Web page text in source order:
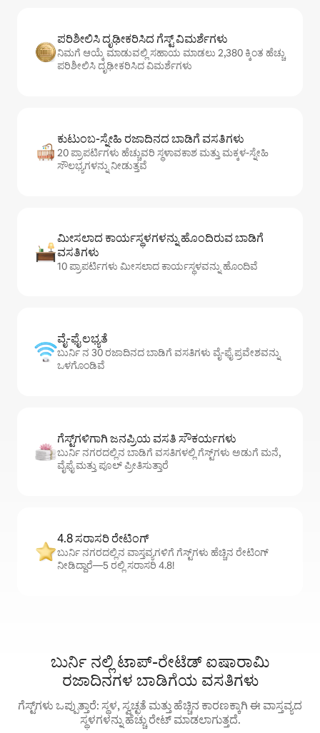
ಪರಿಶೀಲಿಸಿ ದೃಢೀಕರಿಸಿದ ಗೆಸ್ಟ್ ವಿಮರ್ಶೆಗಳು
ನಿಮಗೆ ಆಯ್ಕೆ ಮಾಡುವಲ್ಲಿ ಸಹಾಯ ಮಾಡಲು 2,380 ಕ್ಕಿಂತ ಹೆಚ್ಚು
ಪರಿಶೀಲಿಸಿ ದೃಢೀಕರಿಸಿದ ವಿಮರ್ಶೆಗಳು
ಕುಟುಂಬ-ಸ್ನೇಹಿ ರಜಾದಿನದ ಬಾಡಿಗೆ ವಸತಿಗಳು
20 ಪ್ರಾಪರ್ಟಿಗಳು ಹೆಚ್ಚುವರಿ ಸ್ಥಳಾವಕಾಶ ಮತ್ತು ಮಕ್ಕಳ-ಸ್ನೇಹಿ
ಸೌಲಭ್ಯಗಳನ್ನು ನೀಡುತ್ತವೆ
ಮೀಸಲಾದ ಕಾರ್ಯಸ್ಥಳಗಳನ್ನು ಹೊಂದಿರುವ ಬಾಡಿಗೆ
ವಸತಿಗಳು
10 ಪ್ರಾಪರ್ಟಿಗಳು ಮೀಸಲಾದ ಕಾರ್ಯಸ್ಥಳವನ್ನು ಹೊಂದಿವೆ
ವೈ-ಫೈ ಲಭ್ಯತೆ
ಬುರ್ನಿ ನ 30 ರಜಾದಿನದ ಬಾಡಿಗೆ ವಸತಿಗಳು ವೈ-ಫೈ ಪ್ರವೇಶವನ್ನು
ಒಳಗೊಂಡಿವೆ
ಗೆಸ್ಟ್‌ಗಳಿಗಾಗಿ ಜನಪ್ರಿಯ ವಸತಿ ಸೌಕರ್ಯಗಳು
ಬುರ್ನಿ ನಗರದಲ್ಲಿನ ಬಾಡಿಗೆ ವಸತಿಗಳಲ್ಲಿ ಗೆಸ್ಟ್‌ಗಳು ಅಡುಗೆ ಮನೆ,
ವೈಫೈ ಮತ್ತು ಪೂಲ್ ಪ್ರೀತಿಸುತ್ತಾರೆ
4.8 ಸರಾಸರಿ ರೇಟಿಂಗ್
ಬುರ್ನಿ ನಗರದಲ್ಲಿನ ವಾಸ್ತವ್ಯಗಳಿಗೆ ಗೆಸ್ಟ್‌ಗಳು ಹೆಚ್ಚಿನ ರೇಟಿಂಗ್
ನೀಡಿದ್ದಾರೆ—5 ರಲ್ಲಿ ಸರಾಸರಿ 4.8!
ಬುರ್ನಿ ನಲ್ಲಿ ಟಾಪ್-ರೇಟೆಡ್ ಐಷಾರಾಮಿ
ರಜಾದಿನಗಳ ಬಾಡಿಗೆಯ ವಸತಿಗಳು
ಗೆಸ್ಟ್‌ಗಳು ಒಪ್ಪುತ್ತಾರೆ: ಸ್ಥಳ, ಸ್ವಚ್ಛತೆ ಮತ್ತು ಹೆಚ್ಚಿನ ಕಾರಣಕ್ಕಾಗಿ ಈ ವಾಸ್ತವ್ಯದ
ಸ್ಥಳಗಳನ್ನು ಹೆಚ್ಚು ರೇಟ್ ಮಾಡಲಾಗುತ್ತದೆ.